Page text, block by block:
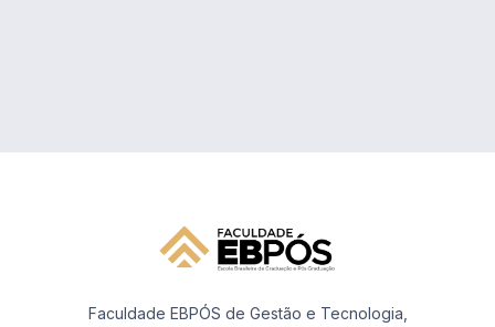
Faculdade EBPÓS de Gestão e Tecnologia,